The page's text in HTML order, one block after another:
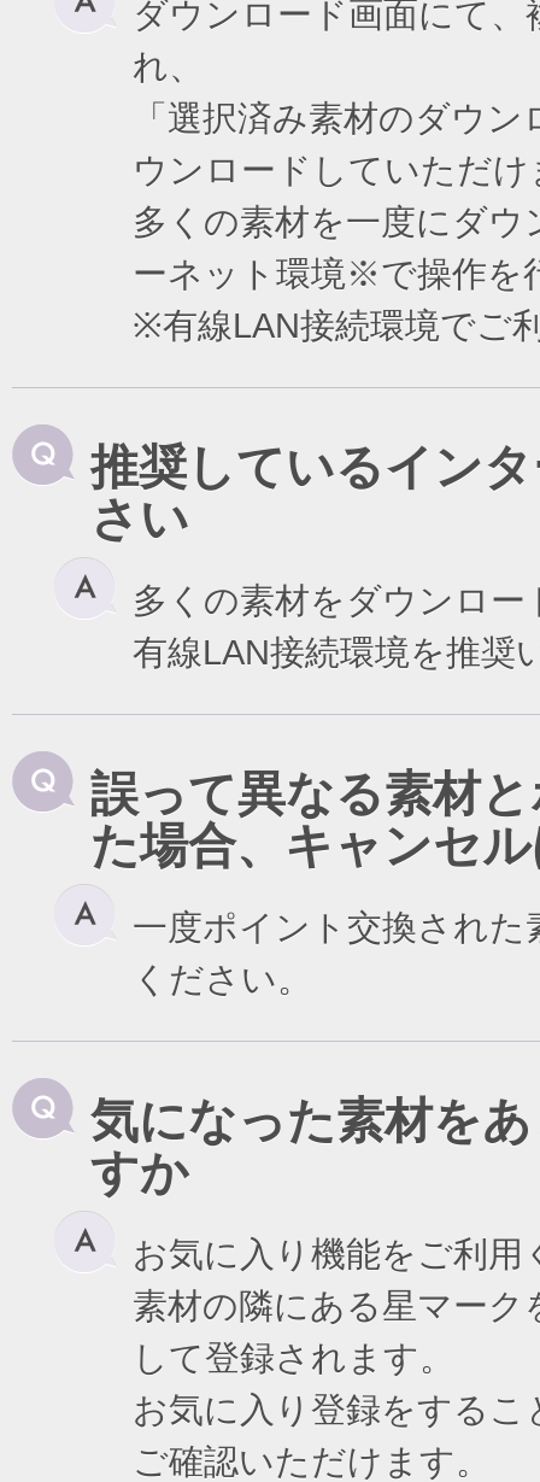
ダウンロード画面にて
れ、
「選択済み素材のダウ
ウンロードしていただけ
多くの素材を一度にダ
ーネット環境※で操作を
※有線LAN接続環境でご
推奨しているイン
さい
多くの素材をダウンロ
有線LAN接続環境を推奨
誤って異なる素材
た場合、キャンセ
一度ポイント交換され
ください。
気になった素材を
すか
お気に入り機能をご利用
素材の隣にある星マー
して登録されます。
お気に入り登録をする
ご確認いただけます。